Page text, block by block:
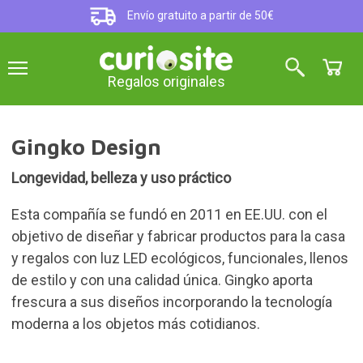
Envío gratuito a partir de 50€
Regalos originales
Gingko Design
Longevidad, belleza y uso práctico
Esta compañía se fundó en 2011 en EE.UU. con el
objetivo de diseñar y fabricar productos para la casa
y regalos con luz LED ecológicos, funcionales, llenos
de estilo y con una calidad única. Gingko aporta
frescura a sus diseños incorporando la tecnología
moderna a los objetos más cotidianos.